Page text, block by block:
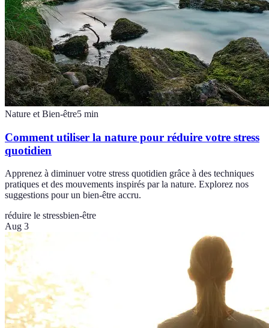
Nature et Bien-être5 min
Comment utiliser la nature pour réduire votre stress
quotidien
Apprenez à diminuer votre stress quotidien grâce à des techniques
pratiques et des mouvements inspirés par la nature. Explorez nos
suggestions pour un bien-être accru.
réduire le stressbien-être
Aug 3